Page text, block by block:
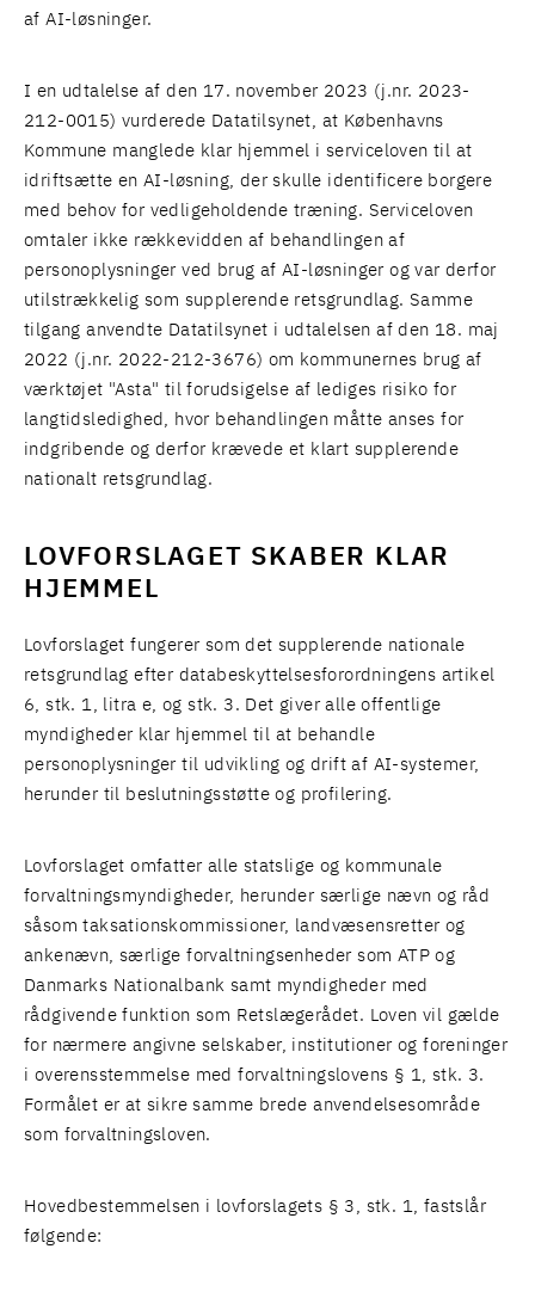
af AI-løsninger.
I en udtalelse af den 17. november 2023 (j.nr. 2023-
212-0015) vurderede Datatilsynet, at Københavns
Kommune manglede klar hjemmel i serviceloven til at
idriftsætte en AI-løsning, der skulle identificere borgere
med behov for vedligeholdende træning. Serviceloven
omtaler ikke rækkevidden af behandlingen af
personoplysninger ved brug af AI-løsninger og var derfor
utilstrækkelig som supplerende retsgrundlag. Samme
tilgang anvendte Datatilsynet i udtalelsen af den 18. maj
2022 (j.nr. 2022-212-3676) om kommunernes brug af
værktøjet "Asta" til forudsigelse af lediges risiko for
langtidsledighed, hvor behandlingen måtte anses for
indgribende og derfor krævede et klart supplerende
nationalt retsgrundlag.
LOVFORSLAGET SKABER KLAR
HJEMMEL
Lovforslaget fungerer som det supplerende nationale
retsgrundlag efter databeskyttelsesforordningens artikel
6, stk. 1, litra e, og stk. 3. Det giver alle offentlige
myndigheder klar hjemmel til at behandle
personoplysninger til udvikling og drift af AI-systemer,
herunder til beslutningsstøtte og profilering.
Lovforslaget omfatter alle statslige og kommunale
forvaltningsmyndigheder, herunder særlige nævn og råd
såsom taksationskommissioner, landvæsensretter og
ankenævn, særlige forvaltningsenheder som ATP og
Danmarks Nationalbank samt myndigheder med
rådgivende funktion som Retslægerådet. Loven vil gælde
for nærmere angivne selskaber, institutioner og foreninger
i overensstemmelse med forvaltningslovens § 1, stk. 3.
Formålet er at sikre samme brede anvendelsesområde
som forvaltningsloven.
Hovedbestemmelsen i lovforslagets § 3, stk. 1, fastslår
følgende: